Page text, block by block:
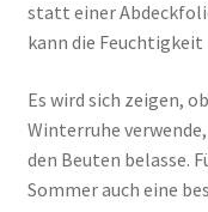
p
l
a
t
e
r
B
e
statt einer
kann die
Es wird sich zeigen,
Winterruhe
den Beuten belasse.
Sommer auch eine